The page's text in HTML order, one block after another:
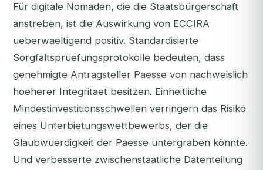
Für digitale Nomaden, die die Staatsbürgerschaft
anstreben, ist die Auswirkung von ECCIRA
ueberwaeltigend positiv. Standardisierte
Sorgfaltspruefungsprotokolle bedeuten, dass
genehmigte Antragsteller Paesse von nachweislich
hoeherer Integritaet besitzen. Einheitliche
Mindestinvestitionsschwellen verringern das Risiko
eines Unterbietungswettbewerbs, der die
Glaubwuerdigkeit der Paesse untergraben könnte.
Und verbesserte zwischenstaatliche Datenteilung